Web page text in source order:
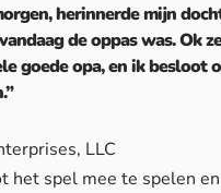
herinnerde mijn
de oppas was. Ok
goede opa, en ik besloot
LLC
het spel mee te spelen en